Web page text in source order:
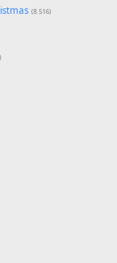
ra đi | Qí shí bù
Lệ Quân | Intro +